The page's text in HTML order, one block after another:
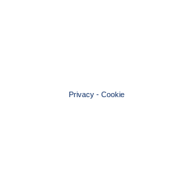
Privacy - Cookie